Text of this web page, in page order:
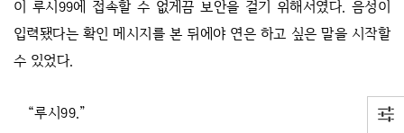
이 루시99에 접속할 수 없게끔 보안을 걸기 위해서였다. 음성이
입력됐다는 확인 메시지를 본 뒤에야 연은 하고 싶은 말을 시작할
수 있었다.
“루시99.”